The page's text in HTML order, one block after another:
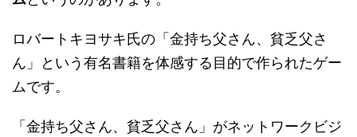
ロバートキヨサキ氏の「金持ち父さん、貧乏父さ
ん」という有名書籍を体感する目的で作られたゲー
ムです。
「金持ち父さん、貧乏父さん」がネットワークビジ